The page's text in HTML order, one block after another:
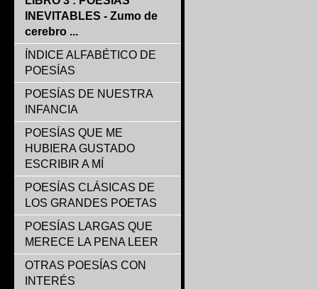
INEVITABLES - Zumo de
cerebro ...
ÍNDICE ALFABÉTICO DE
POESÍAS
POESÍAS DE NUESTRA
INFANCIA
POESÍAS QUE ME
HUBIERA GUSTADO
ESCRIBIR A MÍ
POESÍAS CLÁSICAS DE
LOS GRANDES POETAS
POESÍAS LARGAS QUE
MERECE LA PENA LEER
OTRAS POESÍAS CON
INTERÉS